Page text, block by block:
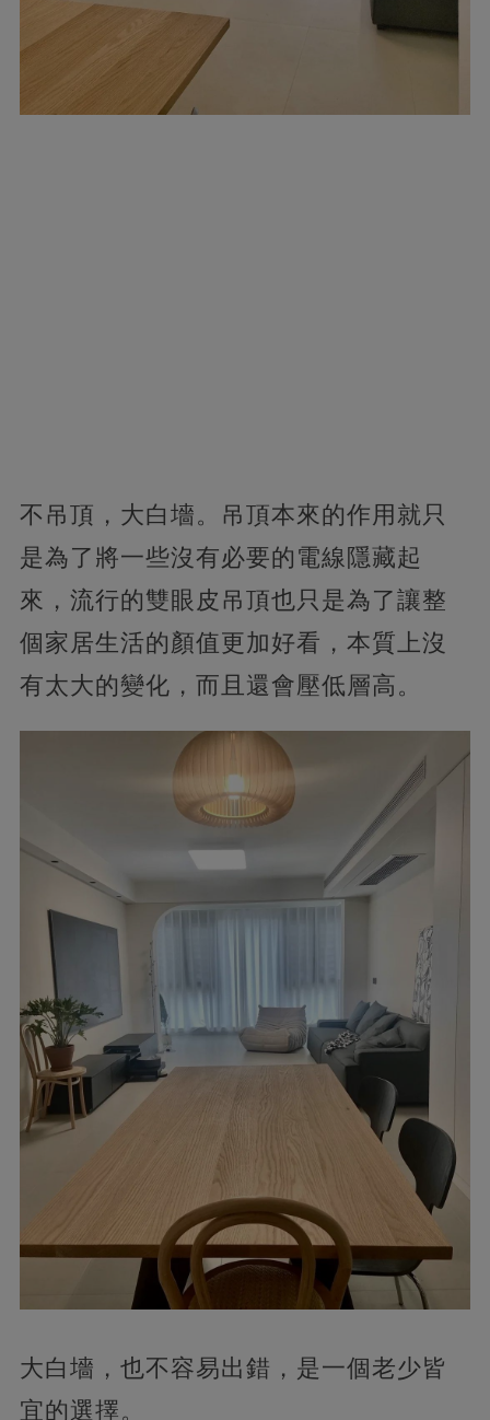
不吊頂，大白墻。吊頂本來的作用就只
是為了將一些沒有必要的電線隱藏起
來，流行的雙眼皮吊頂也只是為了讓整
個家居生活的顏值更加好看，本質上沒
有太大的變化，而且還會壓低層高。
大白墻，也不容易出錯，是一個老少皆
宜的選擇。